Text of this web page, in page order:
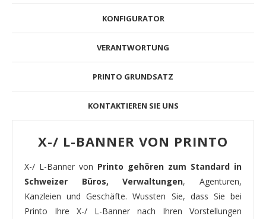
KONFIGURATOR
VERANTWORTUNG
PRINTO GRUNDSATZ
KONTAKTIEREN SIE UNS
X-/ L-BANNER VON PRINTO
X-/ L-Banner von Printo gehören zum Standard in
Schweizer Büros, Verwaltungen, Agenturen,
Kanzleien und Geschäfte. Wussten Sie, dass Sie bei
Printo Ihre X-/ L-Banner nach Ihren Vorstellungen